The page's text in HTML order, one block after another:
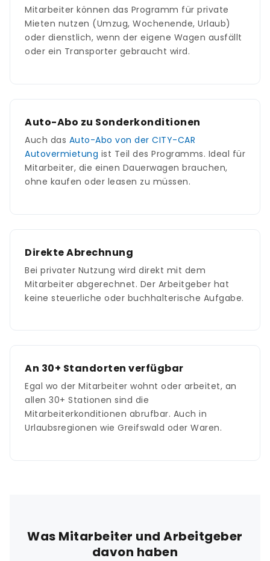
Mitarbeiter können das Programm für private
Mieten nutzen (Umzug, Wochenende, Urlaub)
oder dienstlich, wenn der eigene Wagen ausfällt
oder ein Transporter gebraucht wird.
Auto-Abo zu Sonderkonditionen
Auch das Auto-Abo von der CITY-CAR
Autovermietung ist Teil des Programms. Ideal für
Mitarbeiter, die einen Dauerwagen brauchen,
ohne kaufen oder leasen zu müssen.
Direkte Abrechnung
Bei privater Nutzung wird direkt mit dem
Mitarbeiter abgerechnet. Der Arbeitgeber hat
keine steuerliche oder buchhalterische Aufgabe.
An 30+ Standorten verfügbar
Egal wo der Mitarbeiter wohnt oder arbeitet, an
allen 30+ Stationen sind die
Mitarbeiterkonditionen abrufbar. Auch in
Urlaubsregionen wie Greifswald oder Waren.
Was Mitarbeiter und Arbeitgeber
davon haben